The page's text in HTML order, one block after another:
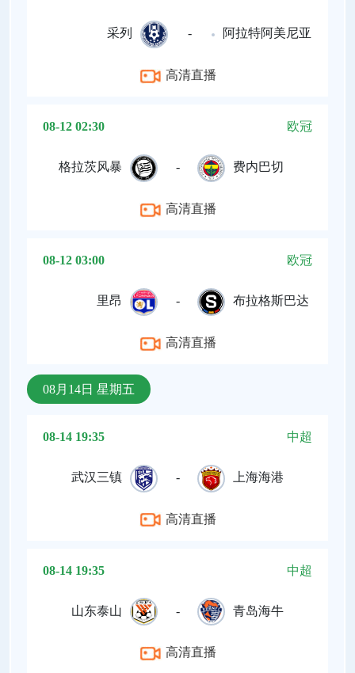
采列 - 阿拉特阿美尼亚
高清直播
08-12 02:30 欧冠
格拉茨风暴 - 费内巴切
高清直播
08-12 03:00 欧冠
里昂 - 布拉格斯巴达
高清直播
08月14日 星期五
08-14 19:35 中超
武汉三镇 - 上海海港
高清直播
08-14 19:35 中超
山东泰山 - 青岛海牛
高清直播